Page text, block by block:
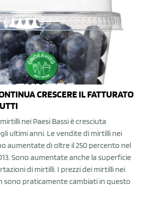
CRESCERE IL FATTURATO
nei Paesi Bassi è cresciuta
ultimi anni. Le vendite di mirtilli nei
aumentate di oltre il 250 percento nel
Sono aumentate anche la superficie
di mirtilli. I prezzi dei mirtilli nei
sono praticamente cambiati in questo